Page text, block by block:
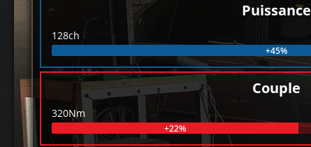
Puissance
128ch
+45%
Couple
320Nm
+22%